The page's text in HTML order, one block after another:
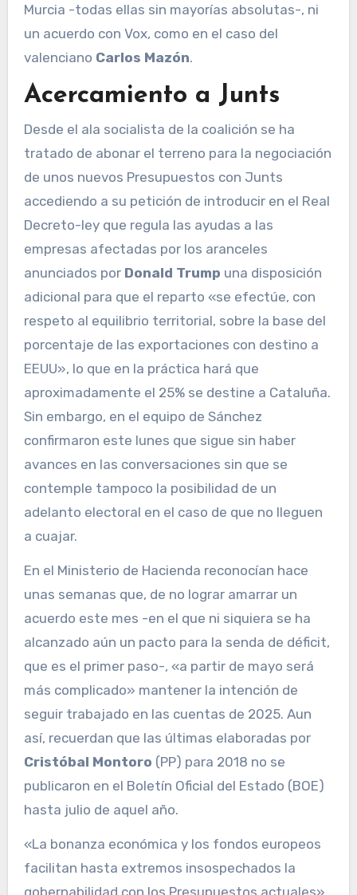
Murcia -todas ellas sin mayorías absolutas-, ni
un acuerdo con Vox, como en el caso del
valenciano Carlos Mazón.
Acercamiento a Junts
Desde el ala socialista de la coalición se ha
tratado de abonar el terreno para la negociación
de unos nuevos Presupuestos con Junts
accediendo a su petición de introducir en el Real
Decreto-ley que regula las ayudas a las
empresas afectadas por los aranceles
anunciados por Donald Trump una disposición
adicional para que el reparto «se efectúe, con
respeto al equilibrio territorial, sobre la base del
porcentaje de las exportaciones con destino a
EEUU», lo que en la práctica hará que
aproximadamente el 25% se destine a Cataluña.
Sin embargo, en el equipo de Sánchez
confirmaron este lunes que sigue sin haber
avances en las conversaciones sin que se
contemple tampoco la posibilidad de un
adelanto electoral en el caso de que no lleguen
a cuajar.
En el Ministerio de Hacienda reconocían hace
unas semanas que, de no lograr amarrar un
acuerdo este mes -en el que ni siquiera se ha
alcanzado aún un pacto para la senda de déficit,
que es el primer paso-, «a partir de mayo será
más complicado» mantener la intención de
seguir trabajado en las cuentas de 2025. Aun
así, recuerdan que las últimas elaboradas por
Cristóbal Montoro (PP) para 2018 no se
publicaron en el Boletín Oficial del Estado (BOE)
hasta julio de aquel año.
«La bonanza económica y los fondos europeos
facilitan hasta extremos insospechados la
gobernabilidad con los Presupuestos actuales»,